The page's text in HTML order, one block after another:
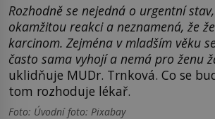
Rozhodně se nejedná o urgentní
okamžitou reakci a neznamená, že
karcinom. Zejména v mladším věku
často sama vyhojí a nemá pro ženu
uklidňuje MUDr. Trnková. Co se
tom rozhoduje lékař.
Foto: Úvodní foto: Pixabay